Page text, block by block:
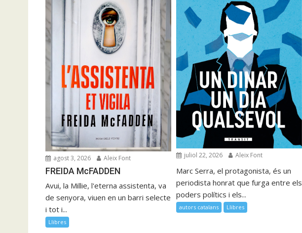
agost 3, 2026 Aleix Font
FREIDA McFADDEN
Avui, la Millie, l'eterna assistenta, va
de senyora, viuen en un barri selecte
i tot i...
Llibres
juliol 22, 2026 Aleix Font
Marc Serra, el protagonista, és un
periodista honrat que furga entre els
poders polítics i els...
autors catalans Llibres